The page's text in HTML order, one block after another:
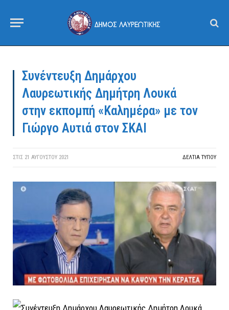
Συνέντευξη Δημάρχου
Λαυρεωτικής Δημήτρη Λουκά
στην εκπομπή «Καλημέρα» με τον
Γιώργο Αυτιά στον ΣΚΑΙ
ΣΤΙΣ 21 ΑΥΓΟΎΣΤΟΥ 2021 ΔΕΛΤΙΑ ΤΥΠΟΥ